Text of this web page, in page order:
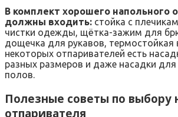
В комплект хорошего напольного
должны входить: стойка с
чистки одежды, щётка-зажим для
дощечка для рукавов, термостойкая
некоторых отпаривателей есть
разных размеров и даже насадки
полов.
Полезные советы по выбору
отпаривателя